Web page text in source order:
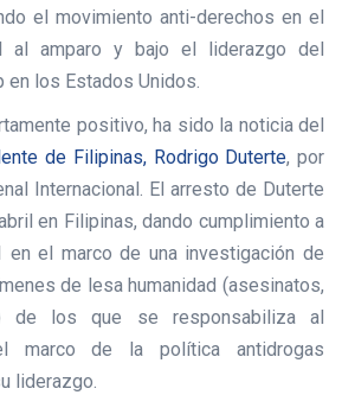
el movimiento anti-derechos en el
al amparo y bajo el liderazgo del
en los Estados Unidos.
positivo, ha sido la noticia del
de Filipinas, Rodrigo Duterte, por
Internacional. El arresto de Duterte
en Filipinas, dando cumplimiento a
en el marco de una investigación de
de lesa humanidad (asesinatos,
de los que se responsabiliza al
marco de la política antidrogas
liderazgo.